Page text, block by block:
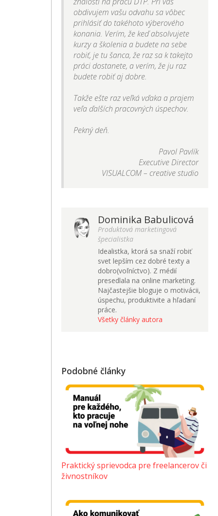
obdivujem vašu odvahu sa vôbec
prihlásiť do takéhoto výberového
konania. Verím, že keď absolvujete
kurzy a školenia a budete na sebe
robiť, je tu šanca, že raz sa k takejto
práci dostanete, a verím, že ju raz
budete robiť aj dobre.
Takže ešte raz veľká vďaka a prajem
veľa ďalších pracovných úspechov.
Pekný deň.
Pavol Pavlík
Executive Director
VISUALCOM – creative studio
Dominika Babulicová
Produktová marketingová
špecialistka
Idealistka, ktorá sa snaží robiť
svet lepším cez dobré texty a
dobro(voľníctvo). Z médií
presedlala na online marketing.
Najčastejšie bloguje o motivácii,
úspechu, produktivite a hľadaní
práce.
Všetky články autora
Podobné články
Praktický sprievodca pre freelancerov či
živnostníkov